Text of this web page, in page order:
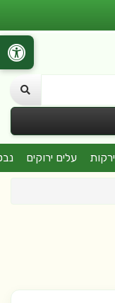
ירקות עלים ירוקים